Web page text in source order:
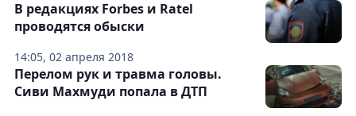
14:05, 02 апреля 2018
В редакциях Forbes и Ratel
проводятся обыски
Перелом рук и травма головы.
Сиви Махмуди попала в ДТП